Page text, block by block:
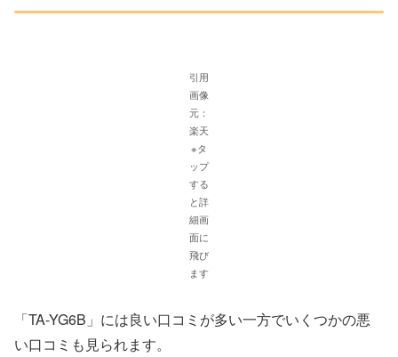
引用
画像
元：
楽天
※タ
ップ
する
と詳
細画
面に
飛び
ます
「TA-YG6B」には良い口コミが多い一方でいくつかの悪
い口コミも見られます。